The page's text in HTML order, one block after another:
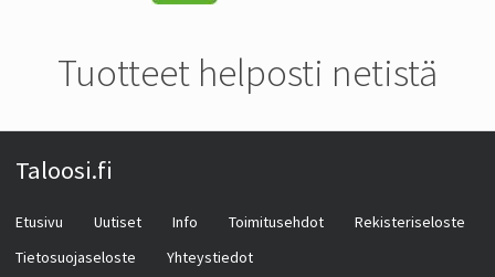
Tuotteet helposti netistä
Taloosi.fi
Etusivu Uutiset Info Toimitusehdot
Rekisteriseloste
Tietosuojaseloste
Yhteystiedot